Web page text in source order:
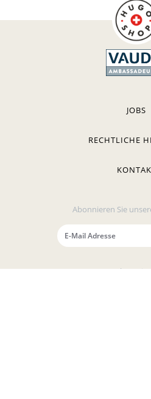
JOBS
RECHTLICHE
Abonnieren Sie
Folgen Sie